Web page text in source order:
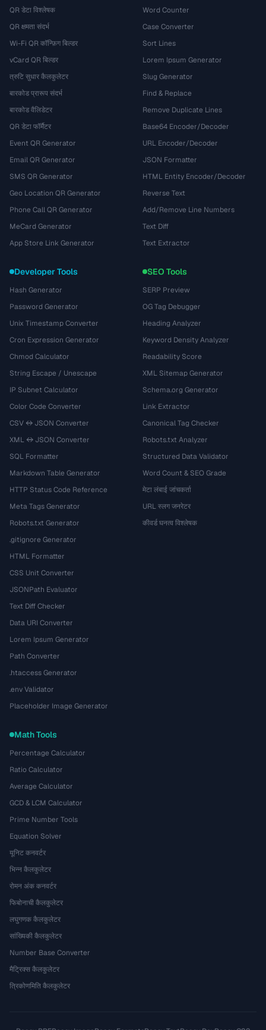
QR डेटा विश्लेषक
QR क्षमता संदर्भ
Wi-Fi QR कॉन्फ़िग बिल्डर
vCard QR बिल्डर
त्रुटि सुधार कैलकुलेटर
बारकोड प्रारूप संदर्भ
बारकोड वैलिडेटर
QR डेटा फॉर्मैटर
Event QR Generator
Email QR Generator
SMS QR Generator
Geo Location QR Generator
Phone Call QR Generator
MeCard Generator
App Store Link Generator
Word Counter
Case Converter
Sort Lines
Lorem Ipsum Generator
Slug Generator
Find & Replace
Remove Duplicate Lines
Base64 Encoder/Decoder
URL Encoder/Decoder
JSON Formatter
HTML Entity Encoder/Decoder
Reverse Text
Add/Remove Line Numbers
Text Diff
Text Extractor
Developer Tools
Hash Generator
Password Generator
Unix Timestamp Converter
Cron Expression Generator
Chmod Calculator
String Escape / Unescape
IP Subnet Calculator
Color Code Converter
CSV ↔ JSON Converter
XML ↔ JSON Converter
SQL Formatter
Markdown Table Generator
HTTP Status Code Reference
Meta Tags Generator
Robots.txt Generator
.gitignore Generator
HTML Formatter
CSS Unit Converter
JSONPath Evaluator
Text Diff Checker
Data URI Converter
Lorem Ipsum Generator
Path Converter
.htaccess Generator
.env Validator
Placeholder Image Generator
SEO Tools
SERP Preview
OG Tag Debugger
Heading Analyzer
Keyword Density Analyzer
Readability Score
XML Sitemap Generator
Schema.org Generator
Link Extractor
Canonical Tag Checker
Robots.txt Analyzer
Structured Data Validator
Word Count & SEO Grade
मेटा लंबाई जांचकर्ता
URL स्लग जनरेटर
कीवर्ड घनत्व विश्लेषक
Math Tools
Percentage Calculator
Ratio Calculator
Average Calculator
GCD & LCM Calculator
Prime Number Tools
Equation Solver
यूनिट कनवर्टर
भिन्न कैलकुलेटर
रोमन अंक कनवर्टर
फिबोनाची कैलकुलेटर
लघुगणक कैलकुलेटर
सांख्यिकी कैलकुलेटर
Number Base Converter
मैट्रिक्स कैलकुलेटर
त्रिकोणमिति कैलकुलेटर